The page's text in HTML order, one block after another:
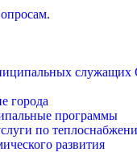
служащих
города
программы
по
развития